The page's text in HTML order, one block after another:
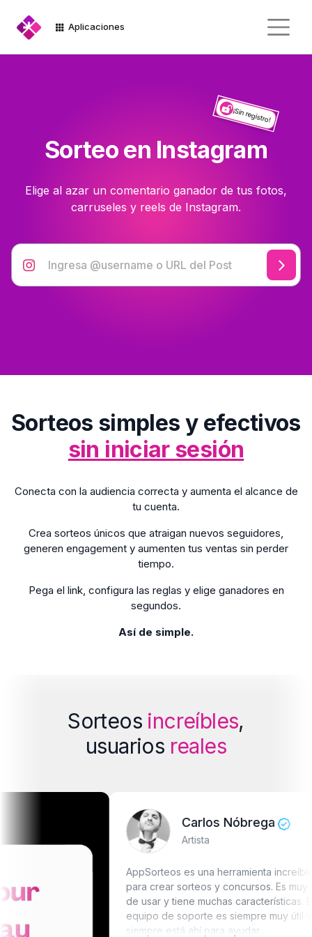
Aplicaciones
Sorteo en Instagram
¡Sin registro!
Elige al azar un comentario ganador de tus fotos,
carruseles y reels de Instagram.
Sorteos simples y efectivos
sin iniciar sesión
Conecta con la audiencia correcta y aumenta el alcance de
tu cuenta.
Crea sorteos únicos que atraigan nuevos seguidores,
generen engagement y aumenten tus ventas sin perder
tiempo.
Pega el link, configura las reglas y elige ganadores en
segundos.
Así de simple.
Sorteos increíbles,
usuarios reales
Carlos Nóbrega
Artista
AppSorteos es una herramienta increíble
para crear sorteos y concursos. Es muy fácil
de usar y tiene muchas características. El
equipo de soporte es siempre muy útil y
siempre está ahí para ayudar.